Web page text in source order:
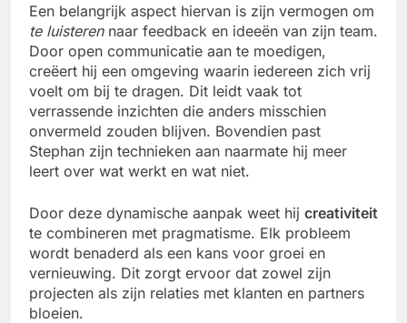
Een belangrijk aspect hiervan is zijn vermogen om
te luisterennaar feedback en ideeën van zijn team.
Door open communicatie aan te moedigen,
creëert hij een omgeving waarin iedereen zich vrij
voelt om bij te dragen. Dit leidt vaak tot
verrassende inzichten die anders misschien
onvermeld zouden blijven. Bovendien past
Stephan zijn technieken aan naarmate hij meer
leert over wat werkt en wat niet.
Door deze dynamische aanpak weet hij creativiteit
te combineren met pragmatisme. Elk probleem
wordt benaderd als een kans voor groei en
vernieuwing. Dit zorgt ervoor dat zowel zijn
projecten als zijn relaties met klanten en partners
bloeien.